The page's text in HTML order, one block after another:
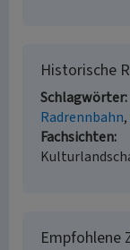
Historische
Schlagwörter
Radrennbahn
Fachsichten
Empfohlene